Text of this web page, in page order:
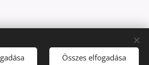
Összes elfogadása